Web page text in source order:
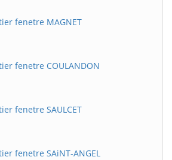
fenetre MAGNET
fenetre COULANDON
fenetre SAULCET
fenetre SAiNT-ANGEL